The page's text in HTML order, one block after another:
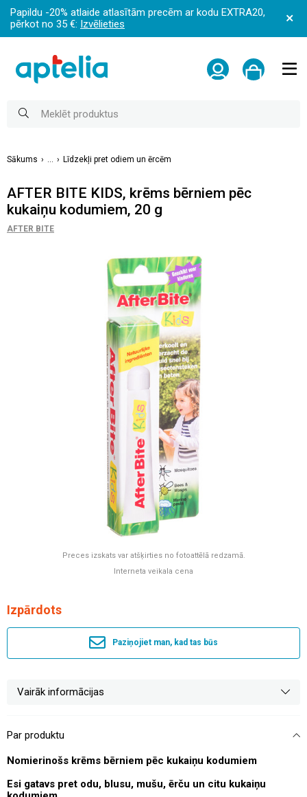
Papildu -20% atlaide atlasītām precēm ar kodu EXTRA20,
pērkot no 35 €: Izvēlieties
Sākums Līdzekļi pret odiem un ērcēm
AFTER BITE KIDS, krēms bērniem pēc
kukaiņu kodumiem, 20 g
AFTER BITE
Preces izskats var atšķirties no fotoattēlā redzamā.
Interneta veikala cena
Izpārdots
Paziņojiet man, kad tas būs
Vairāk informācijas
Par produktu
Nomierinošs krēms bērniem pēc kukaiņu kodumiem
Esi gatavs pret odu, blusu, mušu, ērču un citu kukaiņu